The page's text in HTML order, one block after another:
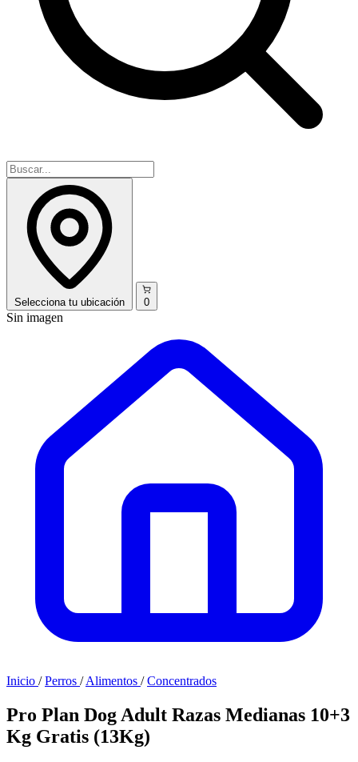
Selecciona tu ubicación 0
Sin imagen
Inicio / Perros / Alimentos / Concentrados
Pro Plan Dog Adult Razas Medianas 10+3
Kg Gratis (13Kg)